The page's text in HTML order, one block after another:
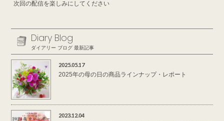
次回の配信を楽しみにしてください
Diary Blog
ダイアリー ブログ 最新記事
2025.05.17
2025年の母の日の商品ラインナップ・レポート
2023.12.04